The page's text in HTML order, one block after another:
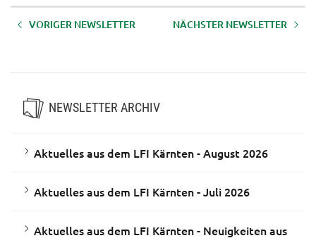
VORIGER NEWSLETTER NÄCHSTER NEWSLETTER
NEWSLETTER ARCHIV
Aktuelles aus dem LFI Kärnten - August 2026
Aktuelles aus dem LFI Kärnten - Juli 2026
Aktuelles aus dem LFI Kärnten - Neuigkeiten aus